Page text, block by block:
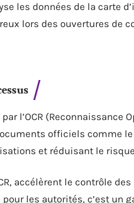
les données de la carte
lors des ouvertures de
l’OCR (Reconnaissance
officiels comme le
et réduisant le risque
accélèrent le contrôle
les autorités, c’est un